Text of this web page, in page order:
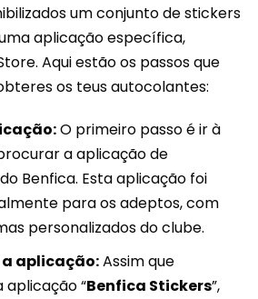
um conjunto de stickers
aplicação específica,
Aqui estão os passos que
os teus autocolantes:
O primeiro passo é ir à
a aplicação de
Benfica. Esta aplicação foi
para os adeptos, com
personalizados do clube.
aplicação:Assim que
“Benfica Stickers”,